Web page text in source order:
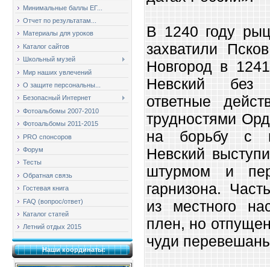
Минимальные баллы ЕГ...
Отчет по результатам...
Материалы для уроков
Каталог сайтов
Школьный музей
Мир наших увлечений
О защите персональны...
Безопасный Интернет
Фотоальбомы 2007-2010
Фотоальбомы 2011-2015
PRO спонсоров
Форум
Тесты
Обратная связь
Гостевая книга
FAQ (вопрос/ответ)
Каталог статей
Летний отдых 2015
Наши координаты:
В 1240 году
захватили
Новгород в
Невский без
ответные
трудностями
на борьбу с
Невский
штурмом и
гарнизона.
из местного
плен, но
чуди